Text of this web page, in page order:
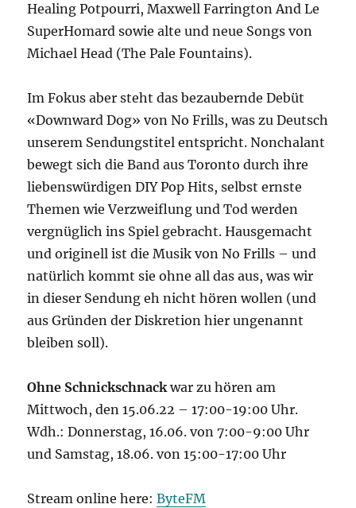
Healing Potpourri, Maxwell Farrington And Le
SuperHomard sowie alte und neue Songs von
Michael Head (The Pale Fountains).
Im Fokus aber steht das bezaubernde Debüt
«Downward Dog» von No Frills, was zu Deutsch
unserem Sendungstitel entspricht. Nonchalant
bewegt sich die Band aus Toronto durch ihre
liebenswürdigen DIY Pop Hits, selbst ernste
Themen wie Verzweiflung und Tod werden
vergnüglich ins Spiel gebracht. Hausgemacht
und originell ist die Musik von No Frills – und
natürlich kommt sie ohne all das aus, was wir
in dieser Sendung eh nicht hören wollen (und
aus Gründen der Diskretion hier ungenannt
bleiben soll).
Ohne Schnickschnackwar zu hören am
Mittwoch, den 15.06.22 – 17:00-19:00 Uhr.
Wdh.: Donnerstag, 16.06. von 7:00-9:00 Uhr
und Samstag, 18.06. von 15:00-17:00 Uhr
Stream online here:ByteFM